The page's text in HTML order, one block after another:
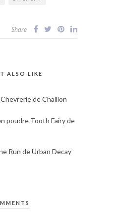
Share
ALSO LIKE
de Chaillon
poudre Tooth Fairy de
Run de Urban Decay